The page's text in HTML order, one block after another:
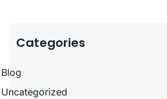
Categories
Blog
Uncategorized